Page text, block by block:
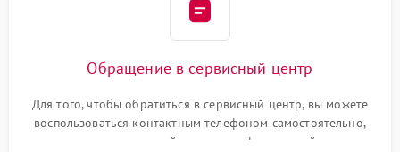
Обращение в сервисный центр
Для того, чтобы обратиться в сервисный центр, вы можете
воспользоваться контактным телефоном самостоятельно,
или оставить свой номер телефона на сайте